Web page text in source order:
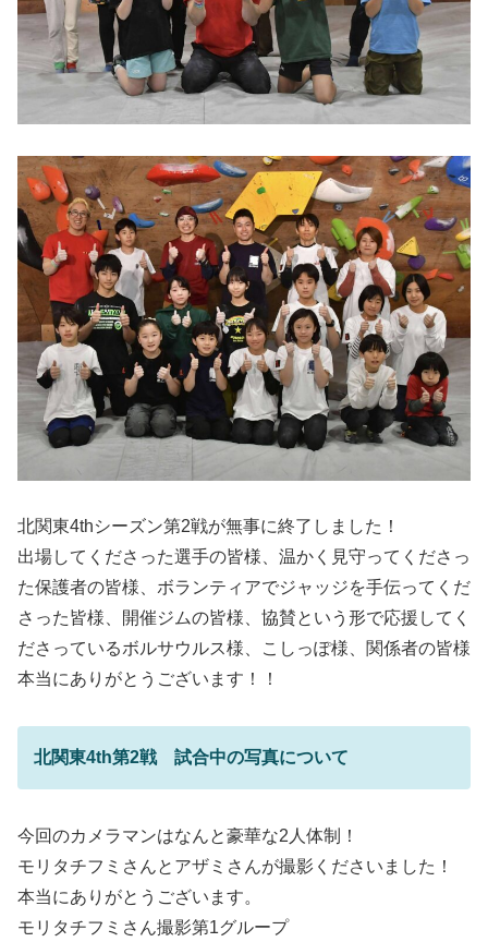
北関東4thシーズン第2戦が無事に終了しました！
出場してくださった選手の皆様、温かく見守ってくださっ
た保護者の皆様、ボランティアでジャッジを手伝ってくだ
さった皆様、開催ジムの皆様、協賛という形で応援してく
ださっているボルサウルス様、こしっぽ様、関係者の皆様
本当にありがとうございます！！
北関東4th第2戦 試合中の写真について
今回のカメラマンはなんと豪華な2人体制！
モリタチフミさんとアザミさんが撮影くださいました！
本当にありがとうございます。
モリタチフミさん撮影第1グループ